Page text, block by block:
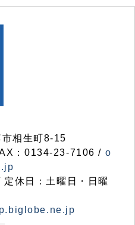
相生町8-15
：0134-23-7106 / o
休日：土曜日・日曜